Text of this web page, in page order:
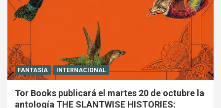
FANTASÍA INTERNACIONAL
Tor Books publicará el martes 20 de octubre la
antología THE SLANTWISE HISTORIES: